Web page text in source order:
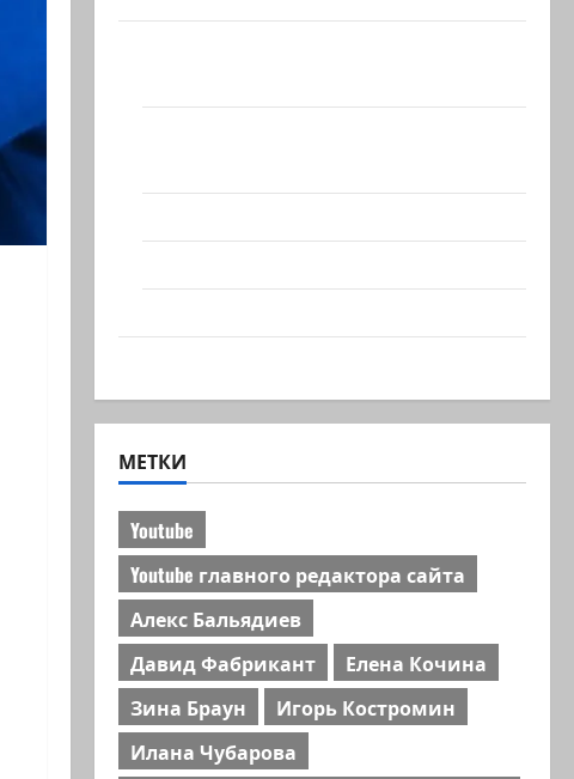
МЕТКИ
Youtube
Youtube главного редактора сайта
Алекс Бальядиев
Давид Фабрикант
Елена Кочина
Зина Браун
Игорь Костромин
Илана Чубарова